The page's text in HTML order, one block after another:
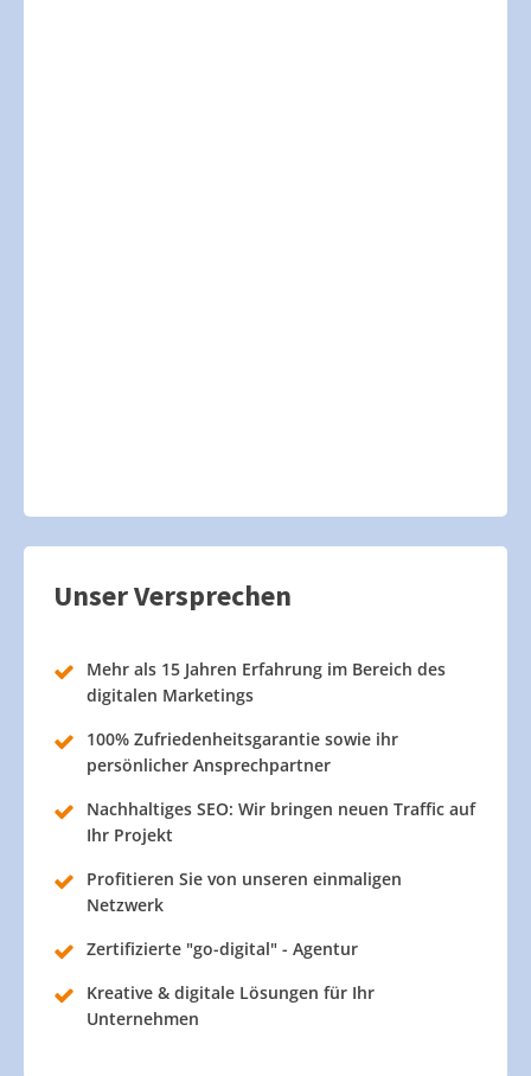
Unser Versprechen
Mehr als 15 Jahren Erfahrung im Bereich des
digitalen Marketings
100% Zufriedenheitsgarantie sowie ihr
persönlicher Ansprechpartner
Nachhaltiges SEO: Wir bringen neuen Traffic auf
Ihr Projekt
Profitieren Sie von unseren einmaligen
Netzwerk
Zertifizierte "go-digital" - Agentur
Kreative & digitale Lösungen für Ihr
Unternehmen